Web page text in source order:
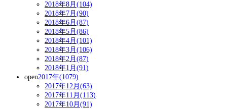
2018年8月(104)
2018年7月(90)
2018年6月(87)
2018年5月(86)
2018年4月(101)
2018年3月(106)
2018年2月(87)
2018年1月(91)
open2017年(1079)
2017年12月(63)
2017年11月(113)
2017年10月(91)